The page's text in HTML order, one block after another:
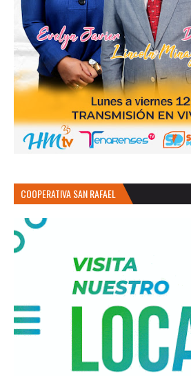
COOPERATIVA SAN RAFAEL